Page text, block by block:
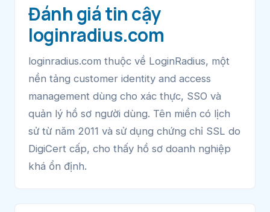
Đánh giá tin cậy
loginradius.com
loginradius.com thuộc về LoginRadius, một
nền tảng customer identity and access
management dùng cho xác thực, SSO và
quản lý hồ sơ người dùng. Tên miền có lịch
sử từ năm 2011 và sử dụng chứng chỉ SSL do
DigiCert cấp, cho thấy hồ sơ doanh nghiệp
khá ổn định.